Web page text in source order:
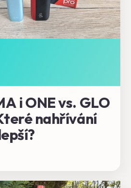
i ONE vs. GLO
nahřívání